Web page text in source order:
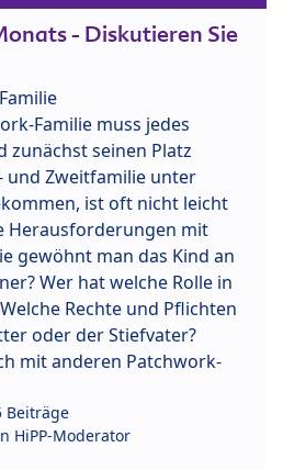
- Diskutieren Sie
Familie muss jedes
zunächst seinen Platz
und Zweitfamilie unter
ist oft nicht leicht
Herausforderungen mit
gewöhnt man das Kind an
Wer hat welche Rolle in
Rechte und Pflichten
oder der Stiefvater?
mit anderen Patchwork-
Beiträge
HiPP-Moderator